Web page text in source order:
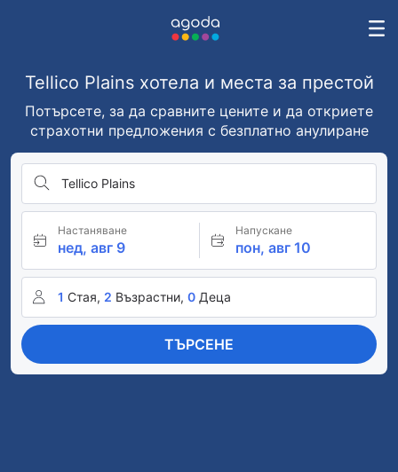
Tellico Plains хотела и места за престой
Потърсете, за да сравните цените и да откриете
страхотни предложения с безплатно анулиране
Tellico Plains
Настаняване
нед, авг 9
Напускане
пон, авг 10
1 Стая, 2 Възрастни, 0 Деца
ТЪРСЕНЕ